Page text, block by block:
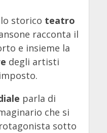
storico teatro
racconta il
e insieme la
degli artisti
parla di
che si
sotto